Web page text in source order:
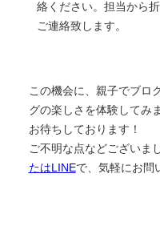
絡ください。担当から
ご連絡致します。
この機会に、親子でブロ
グの楽しさを体験してみ
お待ちしております！
ご不明な点などございま
たはLINEで、気軽にお問